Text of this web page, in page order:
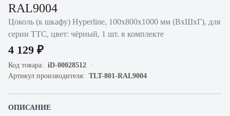
RAL9004
Цоколь (к шкафу) Hyperline, 100х800х1000 мм (ВхШхГ), для
серии TTC, цвет: чёрный, 1 шт. в комплекте
4 129 ₽
Код товара: iD-00028512
Артикул производителя: TLT-801-RAL9004
ОПИСАНИЕ